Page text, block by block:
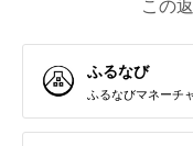
この
ふるなび
ふるなびマネーチ